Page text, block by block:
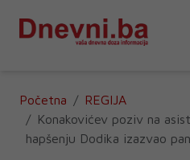
Početna
REGIJA
Konakovićev poziv na
hapšenju Dodika izazvao